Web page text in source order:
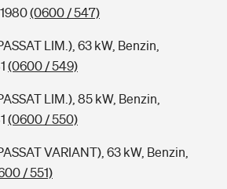
(0600 / 547)
LIM.), 63 kW, Benzin,
(0600 / 549)
LIM.), 85 kW, Benzin,
(0600 / 550)
VARIANT), 63 kW, Benzin,
/ 551)